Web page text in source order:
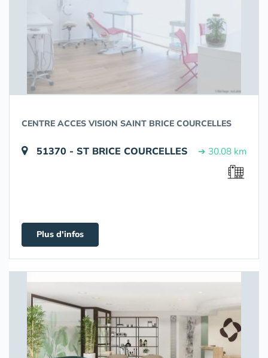
CENTRE ACCES VISION SAINT BRICE COURCELLES
51370 - ST BRICE COURCELLES ➔ 30.08 km
Plus d'infos